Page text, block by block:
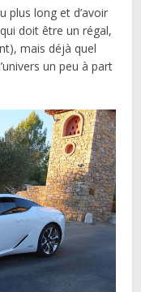
plus long et d’avoir
doit être un régal,
mais déjà quel
un peu à part